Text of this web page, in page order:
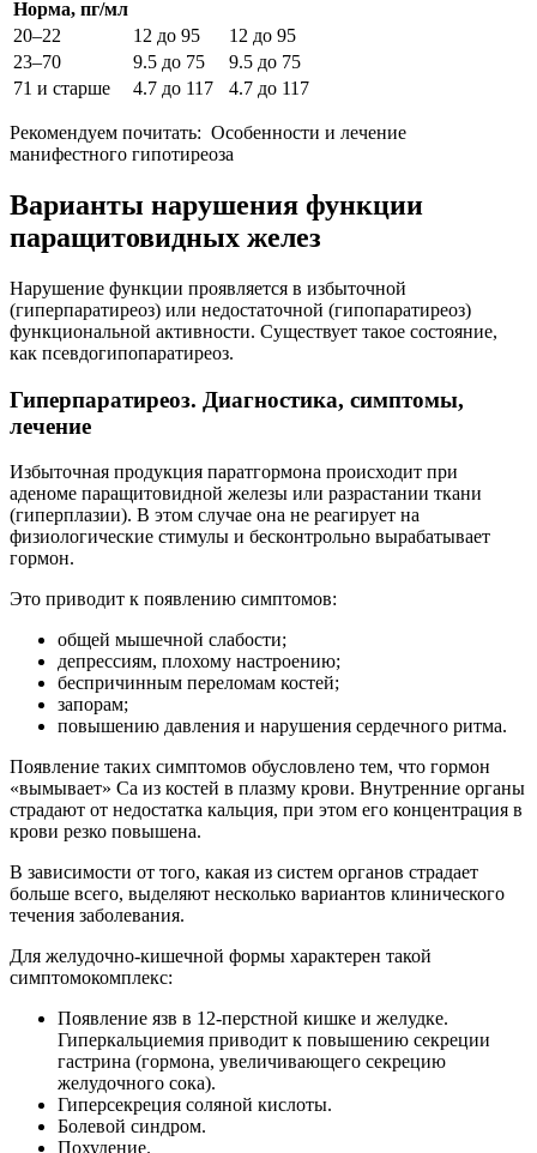
Норма, пг/мл
20–22
12 до 95
12 до 95
23–70
9.5 до 75
9.5 до 75
71 и старше
4.7 до 117 4.7 до 117
Рекомендуем почитать: Особенности и лечение
манифестного гипотиреоза
Варианты нарушения функции
паращитовидных желез
Нарушение функции проявляется в избыточной
(гиперпаратиреоз) или недостаточной (гипопаратиреоз)
функциональной активности. Существует такое состояние,
как псевдогипопаратиреоз.
Гиперпаратиреоз. Диагностика, симптомы,
лечение
Избыточная продукция паратгормона происходит при
аденоме паращитовидной железы или разрастании ткани
(гиперплазии). В этом случае она не реагирует на
физиологические стимулы и бесконтрольно вырабатывает
гормон.
Это приводит к появлению симптомов:
общей мышечной слабости;
депрессиям, плохому настроению;
беспричинным переломам костей;
запорам;
повышению давления и нарушения сердечного ритма.
Появление таких симптомов обусловлено тем, что гормон
«вымывает» Ca из костей в плазму крови. Внутренние органы
страдают от недостатка кальция, при этом его концентрация в
крови резко повышена.
В зависимости от того, какая из систем органов страдает
больше всего, выделяют несколько вариантов клинического
течения заболевания.
Для желудочно-кишечной формы характерен такой
симптомокомплекс:
Появление язв в 12-перстной кишке и желудке.
Гиперкальциемия приводит к повышению секреции
гастрина (гормона, увеличивающего секрецию
желудочного сока).
Гиперсекреция соляной кислоты.
Болевой синдром.
Похудение.